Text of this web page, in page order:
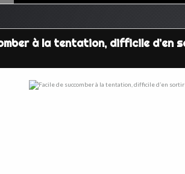
à la tentation, difficile d’en